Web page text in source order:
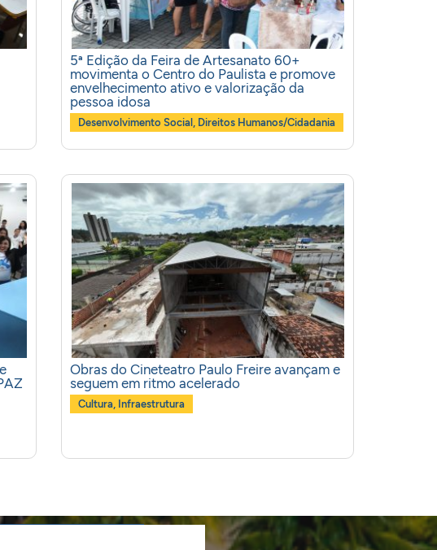
5ª Edição da Feira de Artesanato 60+
movimenta o Centro do Paulista e promove
envelhecimento ativo e valorização da
pessoa idosa
Desenvolvimento Social Direitos Humanos/Cidadania
Obras do Cineteatro Paulo Freire avançam e
seguem em ritmo acelerado
Cultura Infraestrutura